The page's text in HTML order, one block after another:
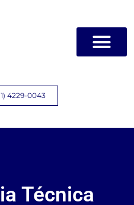
4229-0043
Técnica